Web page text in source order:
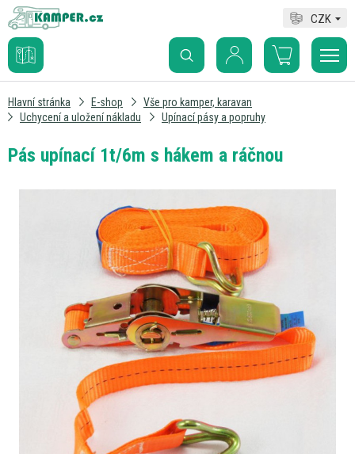
CZK
Hlavní stránka E-shop
Vše pro kamper, karavan
Uchycení a uložení nákladu
Upínací pásy a popruhy
Pás upínací 1t/6m s hákem a ráčnou